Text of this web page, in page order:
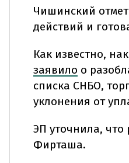
Чишинский
действий и
Как известно,
заявило о
списка СНБО,
уклонения от
ЭП уточнила, что
Фирташа.